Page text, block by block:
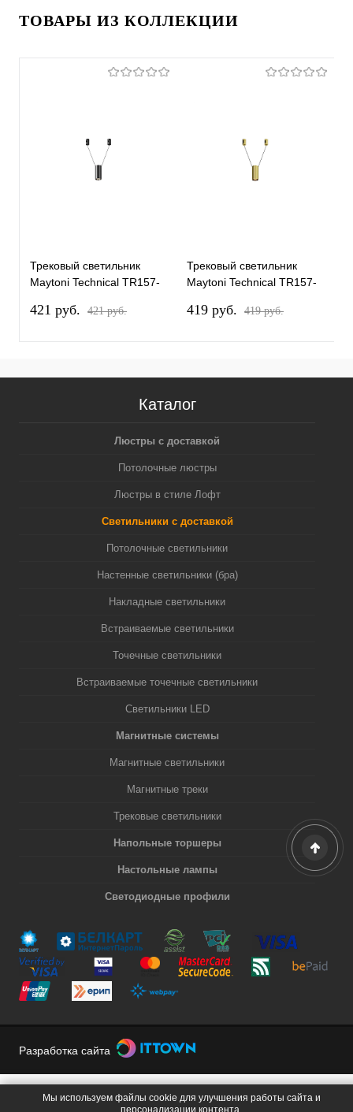
ТОВАРЫ ИЗ КОЛЛЕКЦИИ
Трековый светильник
Maytoni Technical TR157-
421 pуб. 421 pуб.
Трековый светильник
Maytoni Technical TR157-
419 pуб. 419 pуб.
Каталог
Люстры с доставкой
Потолочные люстры
Люстры в стиле Лофт
Светильники с доставкой
Потолочные светильники
Настенные светильники (бра)
Накладные светильники
Встраиваемые светильники
Точечные светильники
Встраиваемые точечные светильники
Светильники LED
Магнитные системы
Магнитные светильники
Магнитные треки
Трековые светильники
Напольные торшеры
Настольные лампы
Светодиодные профили
Разработка сайта
Мы используем файлы cookie для улучшения работы сайта и
персонализации контента.